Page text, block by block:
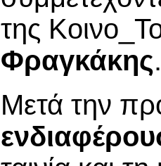
της
Φραγκάκης.
Μετά την